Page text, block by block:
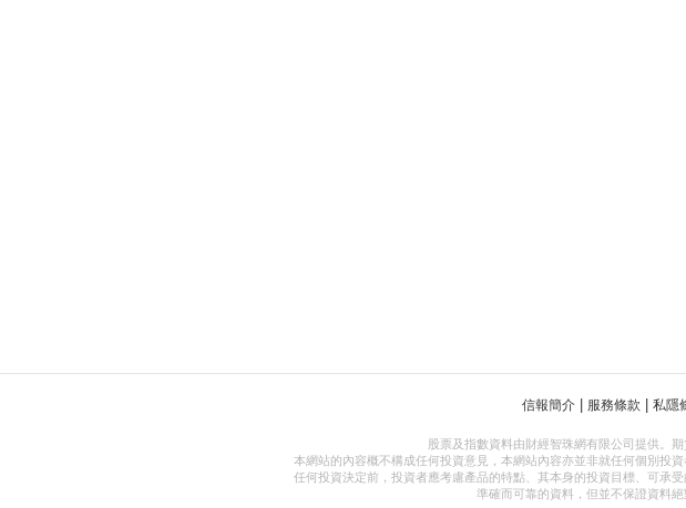
信報簡介 服務條款 私隱
股票及指數資料由財經智珠網有限公司提供。
本網站的內容概不構成任何投資意見，本網站內容亦並非就任何個別投
任何投資決定前，投資者應考慮產品的特點、其本身的投資目標、可承
準確而可靠的資料，但並不保證資料